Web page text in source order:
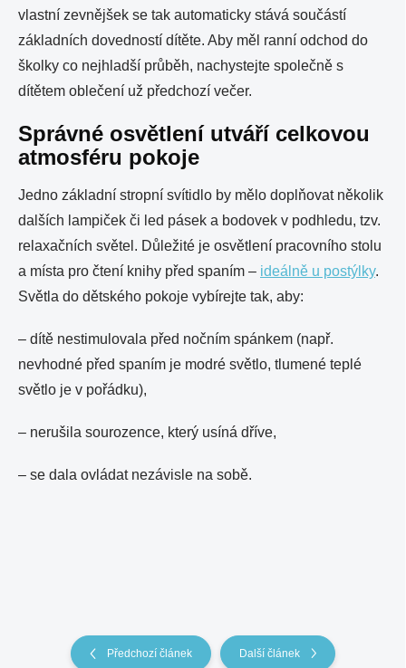
vlastní zevnějšek se tak automaticky stává součástí
základních dovedností dítěte. Aby měl ranní odchod do
školky co nejhladší průběh, nachystejte společně s
dítětem oblečení už předchozí večer.
Správné osvětlení utváří celkovou
atmosféru pokoje
Jedno základní stropní svítidlo by mělo doplňovat několik
dalších lampiček či led pásek a bodovek v podhledu, tzv.
relaxačních světel. Důležité je osvětlení pracovního stolu
a místa pro čtení knihy před spaním – ideálně u postýlky.
Světla do dětského pokoje vybírejte tak, aby:
– dítě nestimulovala před nočním spánkem (např.
nevhodné před spaním je modré světlo, tlumené teplé
světlo je v pořádku),
– nerušila sourozence, který usíná dříve,
– se dala ovládat nezávisle na sobě.
Předchozí článek Další článek